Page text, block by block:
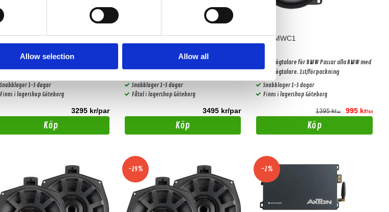
Allow selection Allow all
ZSB8W
Snabblager 1-3 dagar
Finns i lagershop Göteborg
3295 kr/par
Köp
EM-BMWSUB2
Snabblager 1-3 dagar
Fåtal i lagershop Göteborg
3495 kr/par
Köp
EM-BMWC1
Centerhögtalare för BMW Passar alla BMW med
centerhögtalare. 1st/förpackning
Snabblager 1-3 dagar
Finns i lagershop Göteborg
1395 kr/st 995 kr/st
Köp
-29% -2%